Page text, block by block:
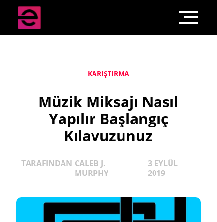
KARIŞTIRMA
Müzik Miksajı Nasıl
Yapılır Başlangıç
Kılavuzunuz
TARAFINDAN CALEB J.
MURPHY
3 EYLÜL
2019